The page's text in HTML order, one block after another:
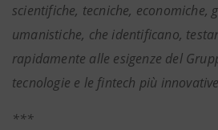
scientifiche, tecniche, economiche,
umanistiche, che identificano,
rapidamente alle esigenze del
tecnologie e le fintech più
***